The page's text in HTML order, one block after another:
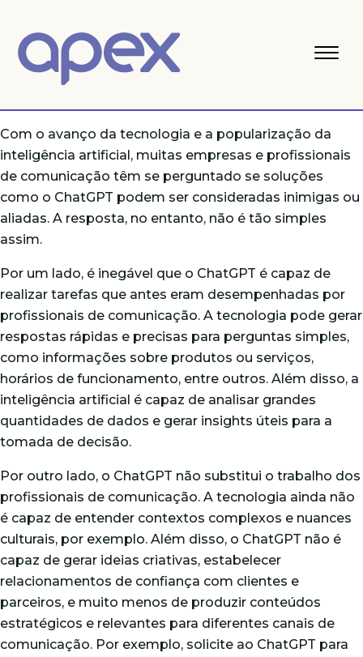
Com o avanço da tecnologia e a popularização da
inteligência artificial, muitas empresas e profissionais
de comunicação têm se perguntado se soluções
como o ChatGPT podem ser consideradas inimigas ou
aliadas. A resposta, no entanto, não é tão simples
assim.
Por um lado, é inegável que o ChatGPT é capaz de
realizar tarefas que antes eram desempenhadas por
profissionais de comunicação. A tecnologia pode gerar
respostas rápidas e precisas para perguntas simples,
como informações sobre produtos ou serviços,
horários de funcionamento, entre outros. Além disso, a
inteligência artificial é capaz de analisar grandes
quantidades de dados e gerar insights úteis para a
tomada de decisão.
Por outro lado, o ChatGPT não substitui o trabalho dos
profissionais de comunicação. A tecnologia ainda não
é capaz de entender contextos complexos e nuances
culturais, por exemplo. Além disso, o ChatGPT não é
capaz de gerar ideias criativas, estabelecer
relacionamentos de confiança com clientes e
parceiros, e muito menos de produzir conteúdos
estratégicos e relevantes para diferentes canais de
comunicação. Por exemplo, solicite ao ChatGPT para